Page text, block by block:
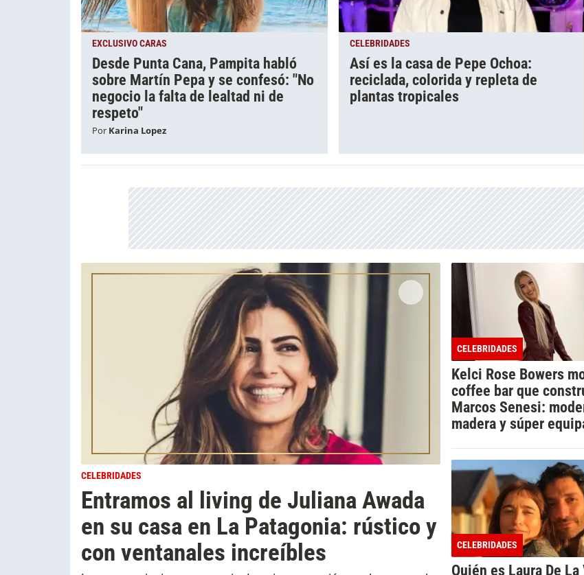
EXCLUSIVO CARAS
Desde Punta Cana, Pampita habló
sobre Martín Pepa y se confesó: "No
negocio la falta de lealtad ni de
respeto"
Por Karina Lopez
CELEBRIDADES
Así es la casa de Pepe Ochoa:
reciclada, colorida y repleta de
plantas tropicales
CELEBRIDADES
Entramos al living de Juliana Awada
en su casa en La Patagonia: rústico y
con ventanales increíbles
CELEBRIDADES
Kelci Rose Bowers
coffee bar que
Marcos Senesi:
madera y súper
CELEBRIDADES
Quién es Laura De La